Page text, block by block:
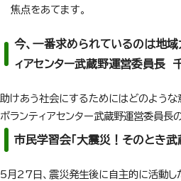
焦点をあてます。
今、一番求められているのは地域
ィアセンター武蔵野運営委員長
助けあう社会にするためにはどのような
ボランティアセンター武蔵野運営委員長
市民学習会「大震災！そのとき
5月27日、震災発生後に自主的に活動し